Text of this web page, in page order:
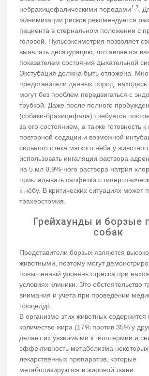
небрахицефалическими породами1,2.
минимизации рисков рекомендуется
пациента в стернальном положении с
головой. Пульсоксиметрия позволяет
выявлять десатурацию, что является
показателем состояния дыхательной
Экстубация должна быть отложена.
представители данных пород, находясь
могут без проблем передвигаться с
трубкой. Даже после полного
(собаки-брахицефала) требуется
за его состоянием, а также готовность
повторной седации и возможной
сильного отека мягкого нёба у
использовать ингаляции раствора
на 5 мл 0,9%-ного раствора натрия
прикладывать салфетки с
к нёбу. В критических ситуациях может
трахеостомия.
Грейхаунды и борзые
собак
Представители борзых являются
животными, поэтому могут
повышенный уровень стресса при
условиях клиники. Это обстоятельство
внимания и учета при проведении
процедур.
В организме этих животных
количество жира (17% против 35% у
делает их уязвимыми к гипотермии и
эффективность метаболизма некоторых
лекарственных препаратов, которые
метаболизируются в жировой ткани.